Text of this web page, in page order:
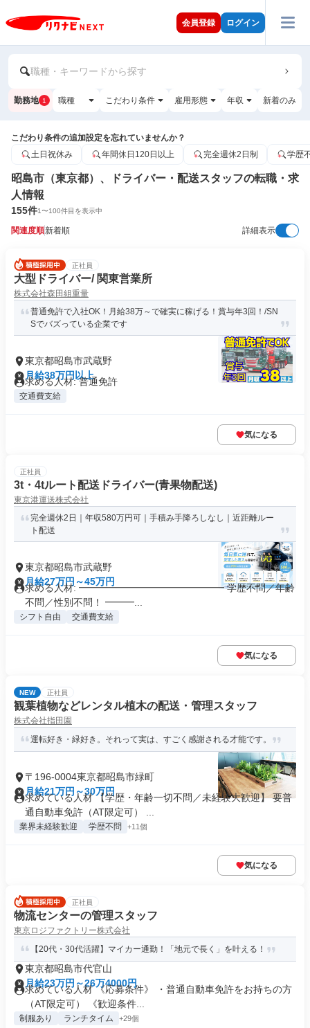
会員登録 ログイン
職種・キーワードから探す
勤務地 1 職種 こだわり条件 雇用形態 年収 新着のみ
こだわり条件の追加設定を忘れていませんか？
土日祝休み
年間休日120日以上 完全週休2日制 学歴
昭島市（東京都）、ドライバー・配送スタッフの転職・求
人情報
155件1〜100件目を表示中
関連度順新着順 詳細表示
正社員
大型ドライバー/ 関東営業所
株式会社森田組重量
普通免許で入社OK！月給38万～で確実に稼げる！賞与年3回！/SN
Sでバズっている企業です
東京都昭島市武蔵野
月給38万円以上
求める人材: 普通免許
交通費支給
気になる
正社員
3t・4tルート配送ドライバー(青果物配送)
東京港運送株式会社
完全週休2日｜年収580万円可｜手積み手降ろしなし｜近距離ルー
ト配送
東京都昭島市武蔵野
月給27万円～45万円
求める人材: ━━━━━━━━━━━━━━━ 学歴不問／年齢
不問／性別不問！ ━━━...
シフト自由 交通費支給
気になる
NEW 正社員
観葉植物などレンタル植木の配送・管理スタッフ
株式会社指田園
運転好き・緑好き。それって実は、すごく感謝される才能です。
〒196-0004東京都昭島市緑町
月給21万円～30万円
求めている人材 【学歴・年齢一切不問／未経験大歓迎】 要普
通自動車免許（AT限定可） ...
業界未経験歓迎 学歴不問 +11個
気になる
正社員
物流センターの管理スタッフ
東京ロジファクトリー株式会社
【20代・30代活躍】マイカー通勤！「地元で長く」を叶える！
東京都昭島市代官山
月給23万円～26万4000円
求めている人材 《応募条件》 ・普通自動車免許をお持ちの方
（AT限定可） 《歓迎条件...
制服あり ランチタイム +29個